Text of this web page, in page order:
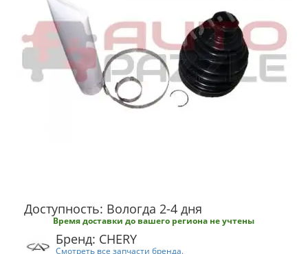
Доступность: Вологда 2-4 дня
Время доставки до вашего региона не учтены
Бренд: CHERY
Смотреть все запчасти бренда.